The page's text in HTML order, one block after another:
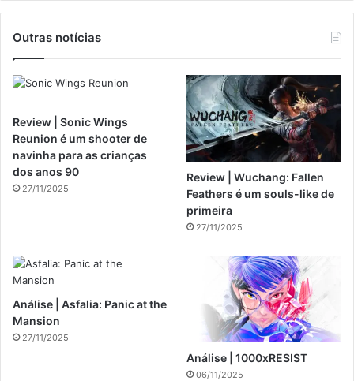
Outras notícias
Review | Sonic Wings
Reunion é um shooter de
navinha para as crianças
dos anos 90
27/11/2025
Review | Wuchang: Fallen
Feathers é um souls-like de
primeira
27/11/2025
Análise | Asfalia: Panic at the
Mansion
27/11/2025
Análise | 1000xRESIST
06/11/2025